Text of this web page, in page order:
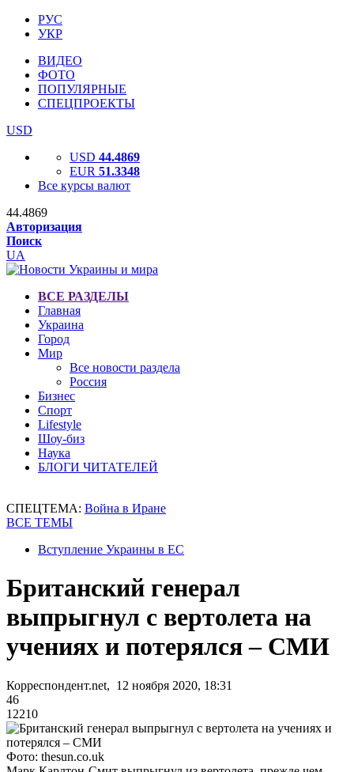
РУС
УКР
ВИДЕО
ФОТО
ПОПУЛЯРНЫЕ
СПЕЦПРОЕКТЫ
USD
USD 44.4869
EUR 51.3348
Все курсы валют
44.4869
Авторизация
Поиск
UA
ВСЕ РАЗДЕЛЫ
Главная
Украина
Город
Мир
Все новости раздела
Россия
Бизнес
Спорт
Lifestyle
Шоу-биз
Наука
БЛОГИ ЧИТАТЕЛЕЙ
СПЕЦТЕМА: Война в Иране
ВСЕ ТЕМЫ
Вступление Украины в ЕС
Британский генерал
выпрыгнул с вертолета на
учениях и потерялся – СМИ
Корреспондент.net, 12 ноября 2020, 18:31
46
12210
Фото: thesun.co.uk